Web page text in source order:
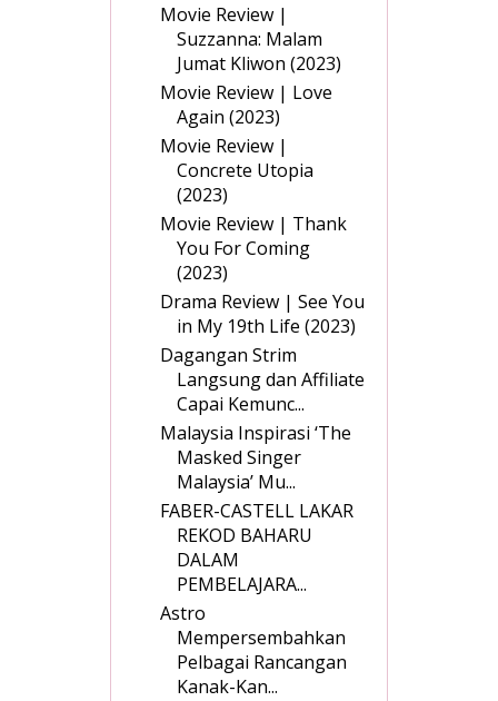
Movie Review |
Suzzanna: Malam
Jumat Kliwon (2023)
Movie Review | Love
Again (2023)
Movie Review |
Concrete Utopia
(2023)
Movie Review | Thank
You For Coming
(2023)
Drama Review | See You
in My 19th Life (2023)
Dagangan Strim
Langsung dan Affiliate
Capai Kemunc...
Malaysia Inspirasi ‘The
Masked Singer
Malaysia’ Mu...
FABER-CASTELL LAKAR
REKOD BAHARU
DALAM
PEMBELAJARA...
Astro
Mempersembahkan
Pelbagai Rancangan
Kanak-Kan...